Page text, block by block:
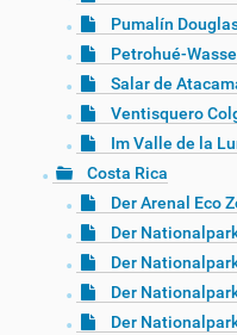
Pumalín
Petrohué-
Salar de
Ventisquero
Im Valle de la
Costa Rica
Der Arenal Eco
Der
Der
Der
Der